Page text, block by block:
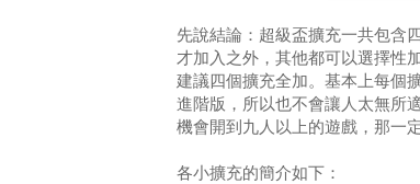
先說結論：超級盃擴充一共包含
才加入之外，其他都可以選擇性
建議四個擴充全加。基本上每個
進階版，所以也不會讓人太無所
機會開到九人以上的遊戲，那一
各小擴充的簡介如下：